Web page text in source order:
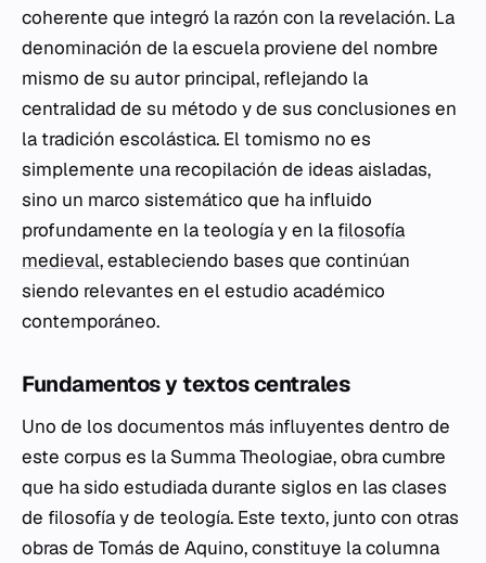
coherente que integró la razón con la revelación. La
denominación de la escuela proviene del nombre
mismo de su autor principal, reflejando la
centralidad de su método y de sus conclusiones en
la tradición escolástica. El tomismo no es
simplemente una recopilación de ideas aisladas,
sino un marco sistemático que ha influido
profundamente en la teología y en la filosofía
medieval, estableciendo bases que continúan
siendo relevantes en el estudio académico
contemporáneo.
Fundamentos y textos centrales
Uno de los documentos más influyentes dentro de
este corpus es la Summa Theologiae, obra cumbre
que ha sido estudiada durante siglos en las clases
de filosofía y de teología. Este texto, junto con otras
obras de Tomás de Aquino, constituye la columna